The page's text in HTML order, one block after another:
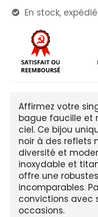
 En stock,
Affirmez votre
bague faucille et
ciel. Ce bijou
noir à des reflets
diversité et
inoxydable et
offre une
incomparables.
convictions avec
occasions.